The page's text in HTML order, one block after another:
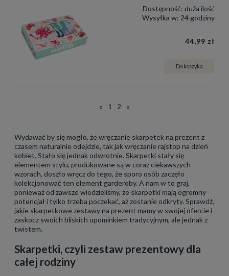
Dostępność: duża ilość
Wysyłka w: 24 godziny
44,99 zł
Do koszyka
« 1 2 »
Wydawać by się mogło, że wręczanie skarpetek na prezent z
czasem naturalnie odejdzie, tak jak wręczanie rajstop na dzień
kobiet. Stało się jednak odwrotnie. Skarpetki stały się
elementem stylu, produkowane są w coraz ciekawszych
wzorach, doszło wręcz do tego, że sporo osób zaczęło
kolekcjonować ten element garderoby. A nam w to graj,
ponieważ od zawsze wiedzieliśmy, że skarpetki mają ogromny
potencjał i tylko trzeba poczekać, aż zostanie odkryty. Sprawdź,
jakie skarpetkowe zestawy na prezent mamy w swojej ofercie i
zaskocz swoich bliskich upominkiem tradycyjnym, ale jednak z
twistem.
Skarpetki, czyli zestaw prezentowy dla
całej rodziny